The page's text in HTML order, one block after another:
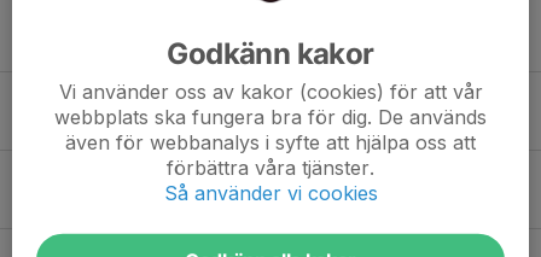
5 aug, 11:17 1
5 aug, 09:09 1
Matcher 5/8 & 7/8
2 aug, 22:30 0
Godkänn kakor
Vi använder oss av kakor (cookies) för att vår
webbplats ska fungera bra för dig. De används
även för webbanalys i syfte att hjälpa oss att
förbättra våra tjänster.
Så använder vi cookies